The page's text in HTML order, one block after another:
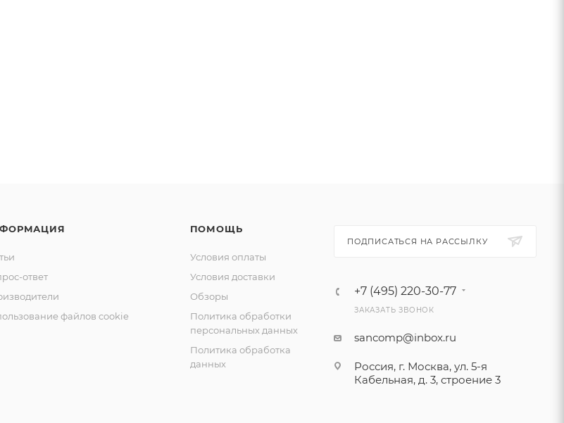
ответ
файлов cookie
ПОМОЩЬ
Условия оплаты
Условия доставки
Обзоры
Политика обработки
персональных данных
Политика обработка
данных
ПОДПИСАТЬСЯ НА РАССЫЛКУ
+7 (495) 220-30-77
ЗАКАЗАТЬ ЗВОНОК
sancomp@inbox.ru
Россия, г. Москва, ул. 5-я
Кабельная, д. 3, строение 3